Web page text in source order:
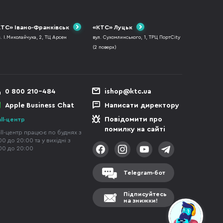
Івано-Франківськ
І.Миколайчука, 2, ТЦ Арсен
«КТС» Луцьк
вул. Сухомлинського, 1, ТРЦ ПортCity
(2 поверх)
0 800 210-484
Apple Business Chat
центр
центр працює по буднях з
до 20:00 та у вихідні з
до 20:00
ishop@ktc.ua
Написати директору
Повідомити про
помилку на сайті
Telegram-бот
Підписуйтесь
на знижки!